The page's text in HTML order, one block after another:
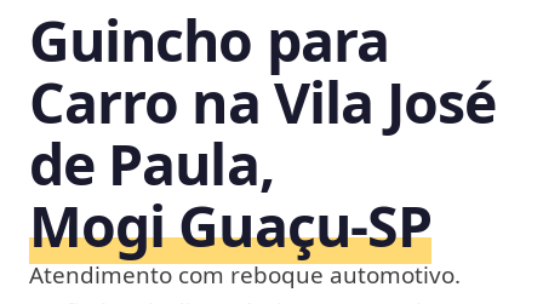
Guincho para
Carro na Vila José
de Paula,
Mogi Guaçu‑SP
Atendimento com reboque automotivo.